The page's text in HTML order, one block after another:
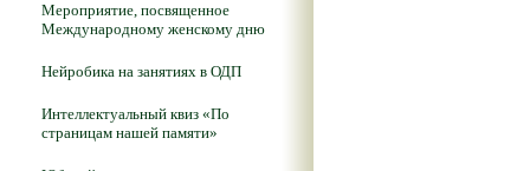
Мероприятие, посвященное
Международному женскому дню
Нейробика на занятиях в ОДП
Интеллектуальный квиз «По
страницам нашей памяти»